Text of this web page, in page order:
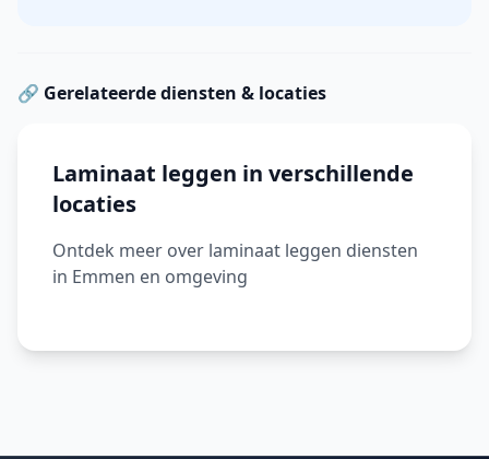
🔗 Gerelateerde diensten & locaties
Laminaat leggen in verschillende
locaties
Ontdek meer over laminaat leggen diensten
in Emmen en omgeving